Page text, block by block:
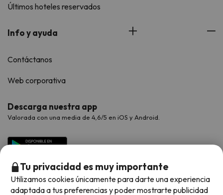
Últimos hoteles reservados
Info y ayuda
Contáctanos
Web corporativa
Descarga nuestra app
Valorada con una media de 4,6/5 en iOS y Android.
Tu privacidad es muy importante
Utilizamos cookies únicamente para darte una experiencia
adaptada a tus preferencias y poder mostrarte publicidad